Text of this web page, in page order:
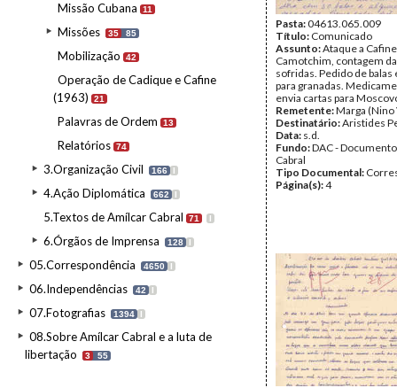
Missão Cubana 11
Missões 35 85
Mobilização 42
Operação de Cadique e Cafine
(1963)
21
Palavras de Ordem 13
Relatórios 74
3.Organização Civil 166 I
4.Ação Diplomática 662 I
5.Textos de Amílcar Cabral 71 I
6.Órgãos de Imprensa 128 I
05.Correspondência 4650 I
06.Independências 42 I
07.Fotografias 1394 I
08.Sobre Amílcar Cabral e a luta de
libertação
3 55
Pasta:04613.065.009
Título: Comunicado
Assunto:Ataque a
Camotchim, contagem
sofridas. Pedido de balas
para granadas.
envia cartas para
Remetente:Marga (Nino
Destinatário:Aristides
Data: s.d.
Fundo:DAC -
Cabral
Tipo Documental:
Página(s):4